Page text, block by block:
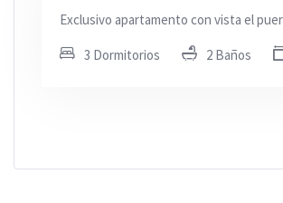
Exclusivo apartamento con vista el
3 Dormitorios 2 Baños